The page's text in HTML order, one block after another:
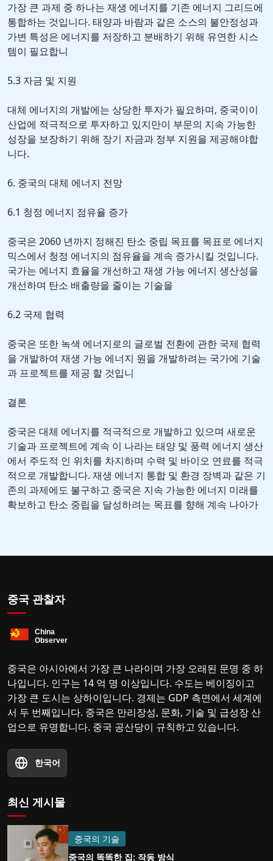
가장 큰 과제 중 하나는 재생 에너지를 기존 에너지 그리드에
통합하는 것입니다. 태양과 바람과 같은 소스의 불안정성과
가변 특성은 에너지를 저장하고 분배하기 위해 유연한 시스
템이 필요합니
5.3 자금 및 지원
대체 에너지의 개발에는 상당한 투자가 필요하며, 중국이이
산업에 적극적으로 투자하고 있지만이 부문의 지속 가능한
성장을 보장하기 위해 장기 자금과 정부 지원을 제공해야합
니다.
6. 중국의 대체 에너지 전망
6.1 청정 에너지 점유율 증가
중국은 2060 년까지 정해진 탄소 중립 목표를 목표로 에너지
믹스에서 청정 에너지의 점유율을 계속 증가시킬 것입니다.
국가는 에너지 효율을 개선하고 재생 가능 에너지 생산성을
개선하며 탄소 배출량을 줄이는 기술을
6.2 국제 협력
중국은 또한 녹색 에너지로의 글로벌 전환에 관한 국제 협력
을 개발하여 재생 가능 에너지 원을 개발하려는 국가에 기술
과 프로젝트를 제공 할 것입니
결론
중국은 대체 에너지를 적극적으로 개발하고 있으며 새로운
기술과 프로젝트에 계속 이 나라는 태양 및 풍력 에너지 생산
에서 주도적 인 위치를 차지하며 수력 및 바이오 연료를 적극
적으로 개발합니다. 재생 에너지 통합 및 환경 장벽과 같은 기
존의 과제에도 불구하고 중국은 지속 가능한 에너지 미래를
확보하고 탄소 중립을 달성하려는 목표를 향해 계속 나아가
중국 관찰자
중국은 아시아에서 가장 큰 나라이며 가장 오래된 문명 중 하
나입니다. 인구는 14 억 명 이상입니다. 수도는 베이징이고
가장 큰 도시는 상하이입니다. 경제는 GDP 측면에서 세계에
서 두 번째입니다. 중국은 만리장성, 문화, 기술 및 급성장 산
업으로 유명합니다. 중국 공산당이 규칙하고 있습니다.
한국어
최신 게시물
중국의 기술
중국의 똑똑한 집: 작동 방식